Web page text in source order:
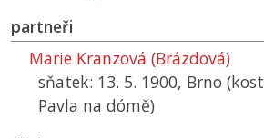
partneři
Marie Kranzová (Brázdová)
sňatek: 13. 5. 1900, Brno
Pavla na dómě)